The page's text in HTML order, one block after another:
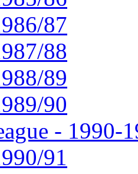
87
88
89
90
- 1990-
91